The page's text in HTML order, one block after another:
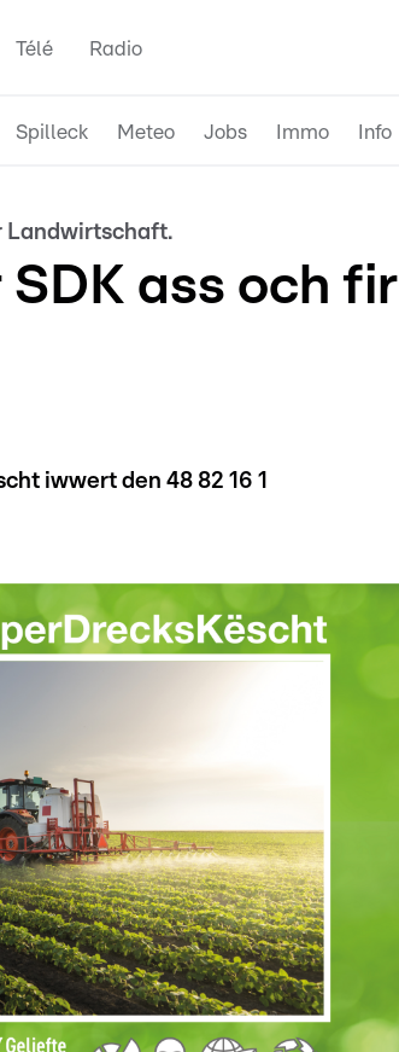
Télé Radio
Spilleck Meteo Jobs Immo Info
Landwirtschaft.
ass och fir
iwwert den 48 82 16 1